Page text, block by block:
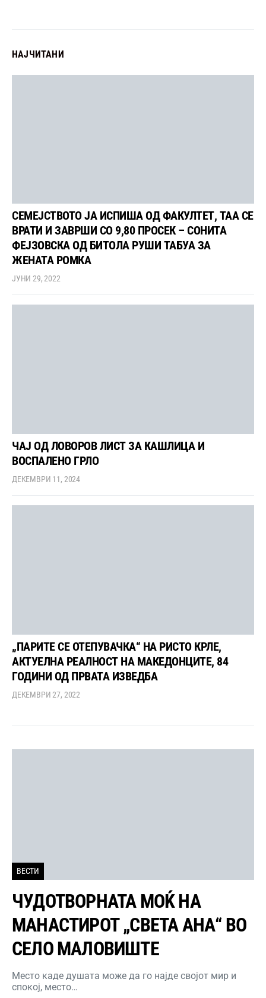
НАЈЧИТАНИ
СЕМЕЈСТВОТО ЈА ИСПИША ОД ФАКУЛТЕТ, ТАА СЕ
ВРАТИ И ЗАВРШИ СО 9,80 ПРОСЕК – СОНИТА
ФЕЈЗОВСКА ОД БИТОЛА РУШИ ТАБУА ЗА
ЖЕНАТА РОМКА
ЈУНИ 29, 2022
ЧАЈ ОД ЛОВОРОВ ЛИСТ ЗА КАШЛИЦА И
ВОСПАЛЕНО ГРЛО
ДЕКЕМВРИ 11, 2024
„ПАРИТЕ СЕ ОТЕПУВАЧКА“ НА РИСТО КРЛЕ,
АКТУЕЛНА РЕАЛНОСТ НА МАКЕДОНЦИТЕ, 84
ГОДИНИ ОД ПРВАТА ИЗВЕДБА
ДЕКЕМВРИ 27, 2022
ВЕСТИ
ЧУДОТВОРНАТА МОЌ НА
МАНАСТИРОТ „СВЕТА АНА“ ВО
СЕЛО МАЛОВИШТЕ
Место каде душата може да го најде својот мир и
спокој, место…